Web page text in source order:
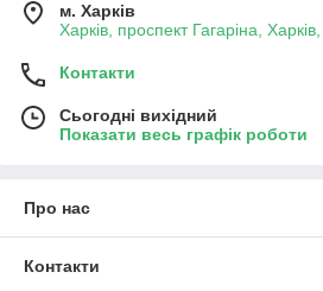
м. Харків
Харків, проспект Гагаріна,
Контакти
Сьогодні вихідний
Показати весь графік роботи
Про нас
Контакти